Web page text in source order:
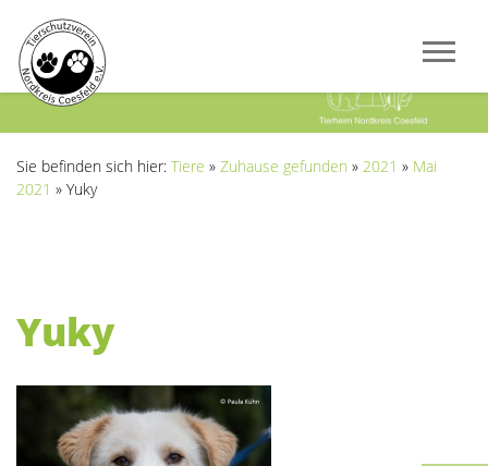
Sie befinden sich hier: Tiere » Zuhause gefunden » 2021 » Mai
2021 » Yuky
Yuky